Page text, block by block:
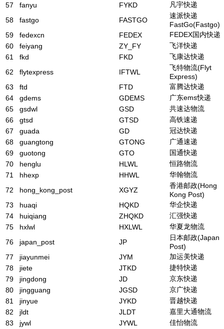
57
fanyu FYKD
凡宇快递
58
fastgo FASTGO
速派快递
FastGo(Fastgo)
59
fedexcn FEDEX
FEDEX国内快递
60
feiyang ZY_FY
飞洋快递
61
fkd FKD
飞康达快递
62
flytexpress IFTWL
飞特物流(Flyt
Express)
63
ftd FTD
富腾达快递
64
gdems GDEMS
广东ems快递
65
gsdwl GSD
共速达物流
66
gtsd GTSD
高铁速递
67
guada GD
冠达快递
68
guangtong GTONG
广通速递
69
guotong GTO
国通快递
70
henglu HLWL
恒路物流
71
hhexp HHWL
华翰物流
72
hong_kong_post XGYZ
香港邮政(Hong
Kong Post)
73
huaqi HQKD
华企快递
74
huiqiang ZHQKD
汇强快递
75
hxlwl HXLWL
华夏龙物流
76
japan_post JP
日本邮政(Japan
Post)
77
jiayunmei JYM
加运美快递
78
jiete JTKD
捷特快递
79
jingdong JD
京东快递
80
jingguang JGSD
京广快递
81
jinyue JYKD
晋越快递
82
jldt JLDT
嘉里大通物流
83
jywl JYWL
佳怡物流